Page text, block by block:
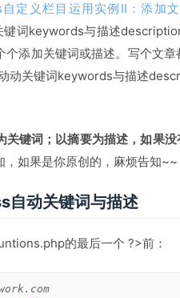
自定义栏目运用实例II：添加
键词keywords与描述
添加关键词或描述。写个文章
动关键词keywords与描述
关键词；以摘要为描述，如果
，如果是你原创的，麻烦告知~~
自动关键词与描述
的最后一个 ?>前：